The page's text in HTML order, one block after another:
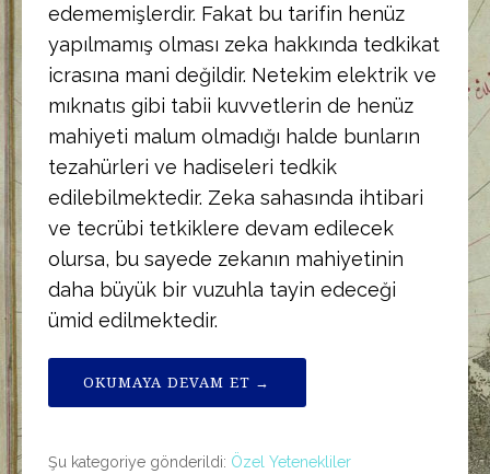
edememişlerdir. Fakat bu tarifin henüz
yapılmamış olması zeka hakkında tedkikat
icrasına mani değildir. Netekim elektrik ve
mıknatıs gibi tabii kuvvetlerin de henüz
mahiyeti malum olmadığı halde bunların
tezahürleri ve hadiseleri tedkik
edilebilmektedir. Zeka sahasında ihtibari
ve tecrübi tetkiklere devam edilecek
olursa, bu sayede zekanın mahiyetinin
daha büyük bir vuzuhla tayin edeceği
ümid edilmektedir.
OKUMAYA DEVAM ET →
Şu kategoriye gönderildi: Özel Yetenekliler